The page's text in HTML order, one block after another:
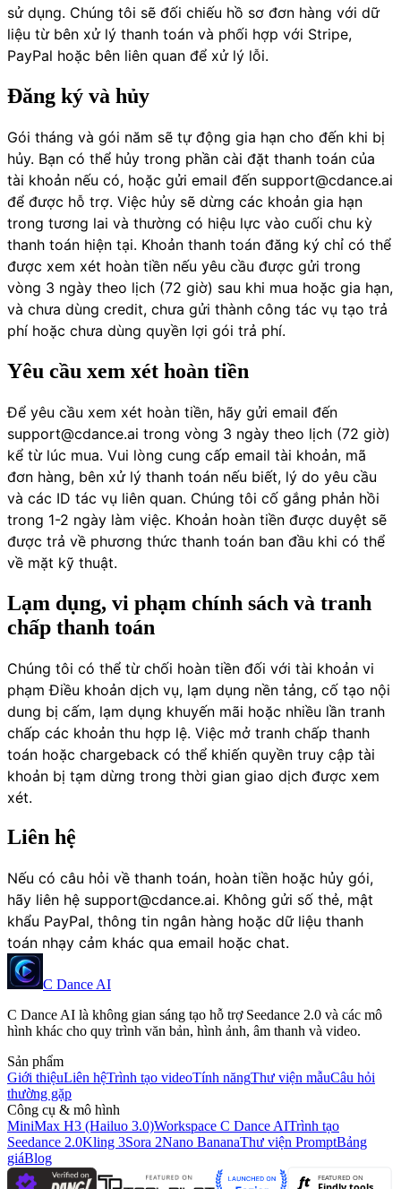
sử dụng. Chúng tôi sẽ đối chiếu hồ sơ đơn hàng với dữ
liệu từ bên xử lý thanh toán và phối hợp với Stripe,
PayPal hoặc bên liên quan để xử lý lỗi.
Đăng ký và hủy
Gói tháng và gói năm sẽ tự động gia hạn cho đến khi bị
hủy. Bạn có thể hủy trong phần cài đặt thanh toán của
tài khoản nếu có, hoặc gửi email đến support@cdance.ai
để được hỗ trợ. Việc hủy sẽ dừng các khoản gia hạn
trong tương lai và thường có hiệu lực vào cuối chu kỳ
thanh toán hiện tại. Khoản thanh toán đăng ký chỉ có thể
được xem xét hoàn tiền nếu yêu cầu được gửi trong
vòng 3 ngày theo lịch (72 giờ) sau khi mua hoặc gia hạn,
và chưa dùng credit, chưa gửi thành công tác vụ tạo trả
phí hoặc chưa dùng quyền lợi gói trả phí.
Yêu cầu xem xét hoàn tiền
Để yêu cầu xem xét hoàn tiền, hãy gửi email đến
support@cdance.ai trong vòng 3 ngày theo lịch (72 giờ)
kể từ lúc mua. Vui lòng cung cấp email tài khoản, mã
đơn hàng, bên xử lý thanh toán nếu biết, lý do yêu cầu
và các ID tác vụ liên quan. Chúng tôi cố gắng phản hồi
trong 1-2 ngày làm việc. Khoản hoàn tiền được duyệt sẽ
được trả về phương thức thanh toán ban đầu khi có thể
về mặt kỹ thuật.
Lạm dụng, vi phạm chính sách và tranh
chấp thanh toán
Chúng tôi có thể từ chối hoàn tiền đối với tài khoản vi
phạm Điều khoản dịch vụ, lạm dụng nền tảng, cố tạo nội
dung bị cấm, lạm dụng khuyến mãi hoặc nhiều lần tranh
chấp các khoản thu hợp lệ. Việc mở tranh chấp thanh
toán hoặc chargeback có thể khiến quyền truy cập tài
khoản bị tạm dừng trong thời gian giao dịch được xem
xét.
Liên hệ
Nếu có câu hỏi về thanh toán, hoàn tiền hoặc hủy gói,
hãy liên hệ support@cdance.ai. Không gửi số thẻ, mật
khẩu PayPal, thông tin ngân hàng hoặc dữ liệu thanh
toán nhạy cảm khác qua email hoặc chat.
C Dance AI
C Dance AI là không gian sáng tạo hỗ trợ Seedance 2.0 và các mô
hình khác cho quy trình văn bản, hình ảnh, âm thanh và video.
Sản phẩm
Giới thiệuLiên hệTrình tạo videoTính năngThư viện mẫuCâu hỏi
thường gặp
Công cụ & mô hình
MiniMax H3 (Hailuo 3.0)Workspace C Dance AITrình tạo
Seedance 2.0Kling 3Sora 2Nano BananaThư viện PromptBảng
giáBlog